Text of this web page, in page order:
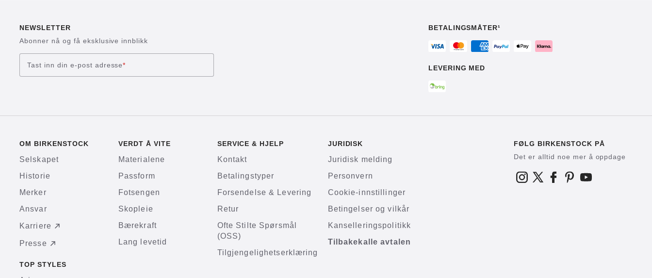
NEWSLETTER
Abonner nå og få eksklusive innblikk
Tast inn din e-post adresse*
BETALINGSMÅTER¹
LEVERING MED
OM BIRKENSTOCK
Selskapet
Historie
Merker
Ansvar
Karriere
Presse
VERDT Å VITE
Materialene
Passform
Fotsengen
Skopleie
Bærekraft
Lang levetid
SERVICE & HJELP
Kontakt
Betalingstyper
Forsendelse & Levering
Retur
Ofte Stilte Spørsmål
(OSS)
Tilgjengelighetserklæring
JURIDISK
Juridisk melding
Personvern
Cookie-innstillinger
Betingelser og vilkår
Kanselleringspolitikk
Tilbakekalle avtalen
TOP STYLES
FØLG BIRKENSTOCK PÅ
Det er alltid noe mer å oppdage